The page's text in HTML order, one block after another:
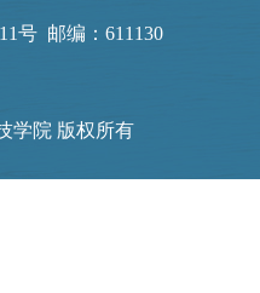
号 邮编：611130
学院 版权所有